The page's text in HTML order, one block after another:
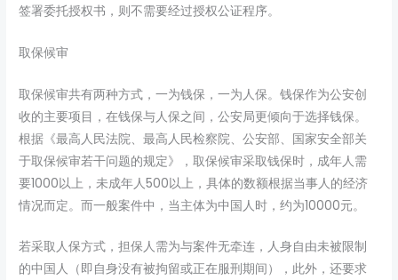
签署委托授权书，则不需要经过授权公证程序。
取保候审
取保候审共有两种方式，一为钱保，一为人保。钱保作为公安创
收的主要项目，在钱保与人保之间，公安局更倾向于选择钱保。
根据《最高人民法院、最高人民检察院、公安部、国家安全部关
于取保候审若干问题的规定》，取保候审采取钱保时，成年人需
要1000以上，未成年人500以上，具体的数额根据当事人的经济
情况而定。而一般案件中，当主体为中国人时，约为10000元。
若采取人保方式，担保人需为与案件无牵连，人身自由未被限制
的中国人（即自身没有被拘留或正在服刑期间），此外，还要求